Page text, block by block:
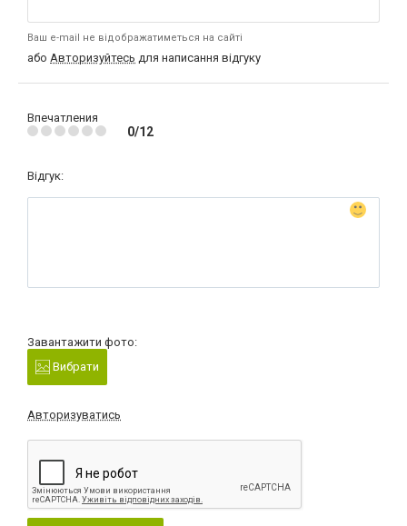
Ваш e-mail не відображатиметься на сайті
або Авторизуйтесь для написання відгуку
Впечатления
0/12
Відгук:
Завантажити фото:
Вибрати
Авторизуватись